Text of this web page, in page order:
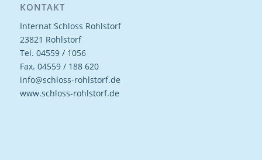
KONTAKT
Internat Schloss Rohlstorf
23821 Rohlstorf
Tel. 04559 / 1056
Fax. 04559 / 188 620
info@schloss-rohlstorf.de
www.schloss-rohlstorf.de